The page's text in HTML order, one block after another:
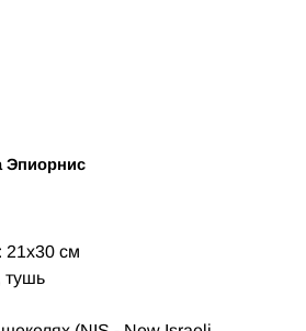
Эпиорнис
21х30 см
тушь